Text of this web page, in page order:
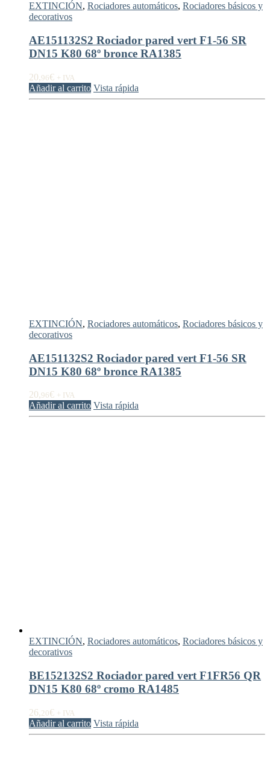
EXTINCIÓN, Rociadores automáticos, Rociadores básicos y
decorativos
AE151132S2 Rociador pared vert F1-56 SR
DN15 K80 68º bronce RA1385
20,96€ + IVA
Añadir al carrito Vista rápida
EXTINCIÓN, Rociadores automáticos, Rociadores básicos y
decorativos
AE151132S2 Rociador pared vert F1-56 SR
DN15 K80 68º bronce RA1385
20,96€ + IVA
Añadir al carrito Vista rápida
EXTINCIÓN, Rociadores automáticos, Rociadores básicos y
decorativos
BE152132S2 Rociador pared vert F1FR56 QR
DN15 K80 68º cromo RA1485
26,20€ + IVA
Añadir al carrito Vista rápida